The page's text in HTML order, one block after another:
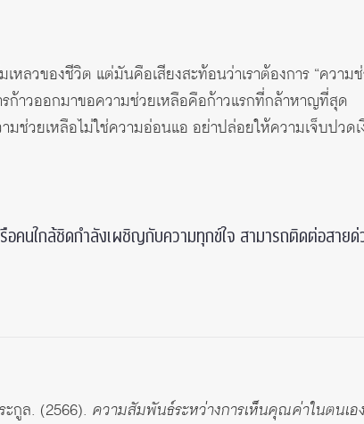
หลวของชีวิต แต่มันคือเสียงสะท้อนว่าเราต้องการ “ควา
รก้าวออกมาขอความช่วยเหลือคือก้าวแรกที่กล้าหาญที่สุด
ามช่วยเหลือไม่ใช่ความอ่อนแอ อย่าปล่อยให้ความเจ็บป
คนใกล้ชิดกำลังเผชิญกับความทุกข์ใจ สามารถติดต่อสาย
กูล. (2566). ความสัมพันธ์ระหว่างการเห็นคุณค่าในตนเอ